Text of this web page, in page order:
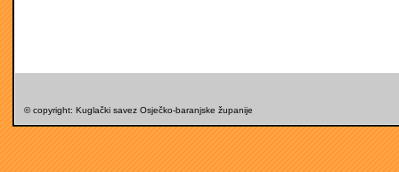
© copyright: Kuglački savez Osječko-baranjske županije